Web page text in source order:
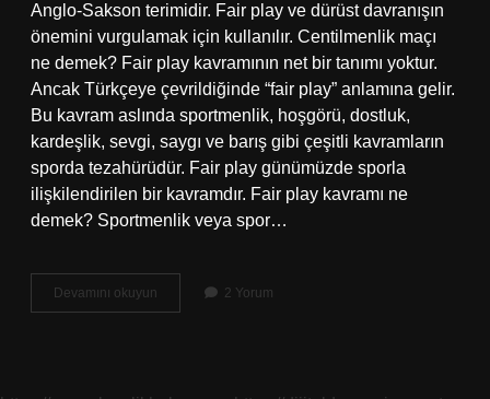
Anglo-Sakson terimidir. Fair play ve dürüst davranışın
önemini vurgulamak için kullanılır. Centilmenlik maçı
ne demek? Fair play kavramının net bir tanımı yoktur.
Ancak Türkçeye çevrildiğinde “fair play” anlamına gelir.
Bu kavram aslında sportmenlik, hoşgörü, dostluk,
kardeşlik, sevgi, saygı ve barış gibi çeşitli kavramların
sporda tezahürüdür. Fair play günümüzde sporla
ilişkilendirilen bir kavramdır. Fair play kavramı ne
demek? Sportmenlik veya spor…
Devamını okuyun Centilmenlik
Kavramı
2 Yorum